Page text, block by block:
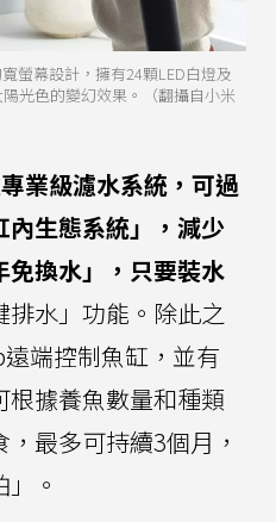
螢幕設計，擁有24顆LED白燈及
光色的變幻效果。（翻攝自小米
業級濾水系統，可過
生態系統」，減少
換水」，只要裝水
排水」功能。除此之
端控制魚缸，並有
根據養魚數量和種類
最多可持續3個月，
。